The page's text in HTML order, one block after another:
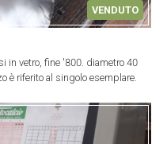
VENDUTO
in vetro, fine '800. diametro 40
è riferito al singolo esemplare.